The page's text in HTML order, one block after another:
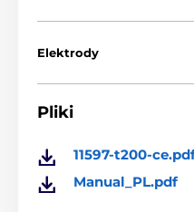
metrów.
amatorskiego jak i
akumulator.
trybie czuwania
Elektrody
Pliki
11597-t200-
Manual_PL.pdf